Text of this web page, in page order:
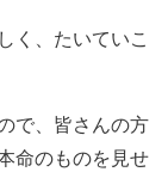
く、たいていこ
で、皆さんの方
命のものを見せ